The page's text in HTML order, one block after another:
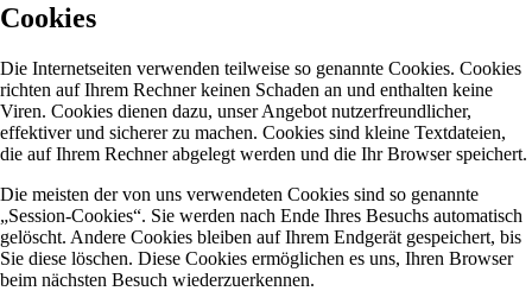
Cookies
Die Internetseiten verwenden teilweise so genannte Cookies. Cookies
richten auf Ihrem Rechner keinen Schaden an und enthalten keine
Viren. Cookies dienen dazu, unser Angebot nutzerfreundlicher,
effektiver und sicherer zu machen. Cookies sind kleine Textdateien,
die auf Ihrem Rechner abgelegt werden und die Ihr Browser speichert.
Die meisten der von uns verwendeten Cookies sind so genannte
„Session-Cookies“. Sie werden nach Ende Ihres Besuchs automatisch
gelöscht. Andere Cookies bleiben auf Ihrem Endgerät gespeichert, bis
Sie diese löschen. Diese Cookies ermöglichen es uns, Ihren Browser
beim nächsten Besuch wiederzuerkennen.